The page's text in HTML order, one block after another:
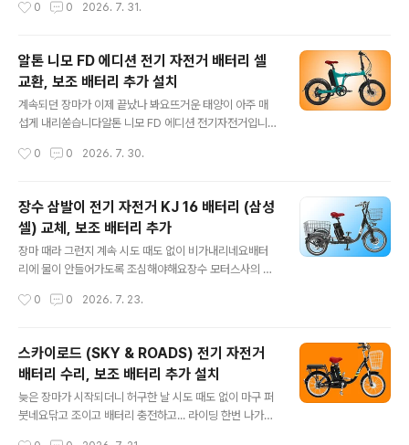
도로도 이용할 수 있겠네요​배터리에 대한 투자비만 따진다
속도는 24Km/h로 제어되며 안장이 낮아 여성들이나 노약
50W로자전거도로 주행은 불가능합니다등판이 가능한 최
대 각도는 약 6° (약 10%)라 표기되었구요100m 주행하
는데 높이 10m 올라가는 경사입니다...정직하죠?묻지 마
직구 자전거들은 쇼핑몰에 25°~ 30°로 표시해놓고 사기
판매하고 있죠?절대 속으시면 안 됩니다^^​한번 충전 후 최
로는 약 60Km 정도 예상하시면 될 것 같구요원동기 면허
0 0 2026. 7. 31.
알톤 니모 FD 에디션 전기 자전거 배터리 셀
교환, 보조 배터리 추가 설치
계속되던 장마가 이제 끝났나 봐요뜨거운 태양이 아주 매
섭게 내리쏟습니다​알톤 니모 FD 에디션 전기자전거입니다​
21.59Kg로 가벼운 편이라 여성 및 노약자들도 이용이 가
도 25Km/h,자전거도로 주행 자격은 있어요단 원동기 면
허증은 필요할 것 같아요​충전 후 주행 가능 거리는13.4A
배터리 용량의 배터리를 장착하고파스로 1단으로 평지 주
행 시 약 90~100Km 라고 합니다만실제 주행 시 약 60~
70Km 예상하시면 되겠네요 ​그러나,충전 횟수가 많아지면
면배터리가 수명을 다한 것이므로 점검 후 교체를 해야 합
0 0 2026. 7. 30.
장수 삼발이 전기 자전거 KJ 16 배터리 (삼성
셀) 교체, 보조 배터리 추가
장마 때라 그런지 계속 시도 때도 없이 비가내리네요배터
리에 물이 안들어가도록 조심해야해요​장수 모터스사의 장
용량은 350W배터리는 10Ah, 20Ah 등 여러 가지 옵션
속도는 시속 25Km/h로 제어되구요​앞바퀴는 20인치 뒷
바퀴는 16인치이며10Ah의 기본 배터리 장착 후쓰로틀로
는 40Km를,파스로는 80Km 주행이 가능하다고 합니다
물론 최상의 도로 와 기후 조건에몸무게가 그리 많지 않은
사람 기준이겠죠?​운행에 면허증은 필요합니다한 분께서
0 0 2026. 7. 23.
스카이로드 (SKY & ROADS) 전기 자전거
배터리 수리, 보조 배터리 추가 설치
늦은 장마가 시작되더니 허구한 날 시도 때도 없이 마구 퍼
붓네요닦고 조이고 배터리 충전하고... 라이딩 한번 나가려